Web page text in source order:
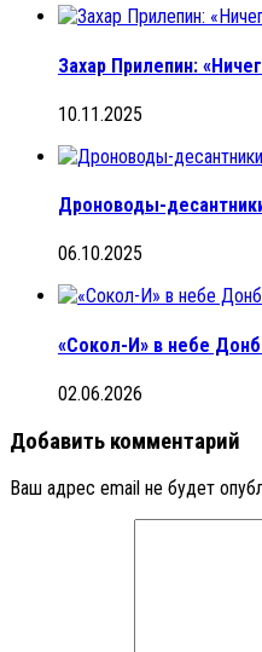
Захар Прилепин:
10.11.2025
Дроноводы-
06.10.2025
«Сокол-И» в небе
02.06.2026
Добавить комментарий
Ваш адрес email не будет